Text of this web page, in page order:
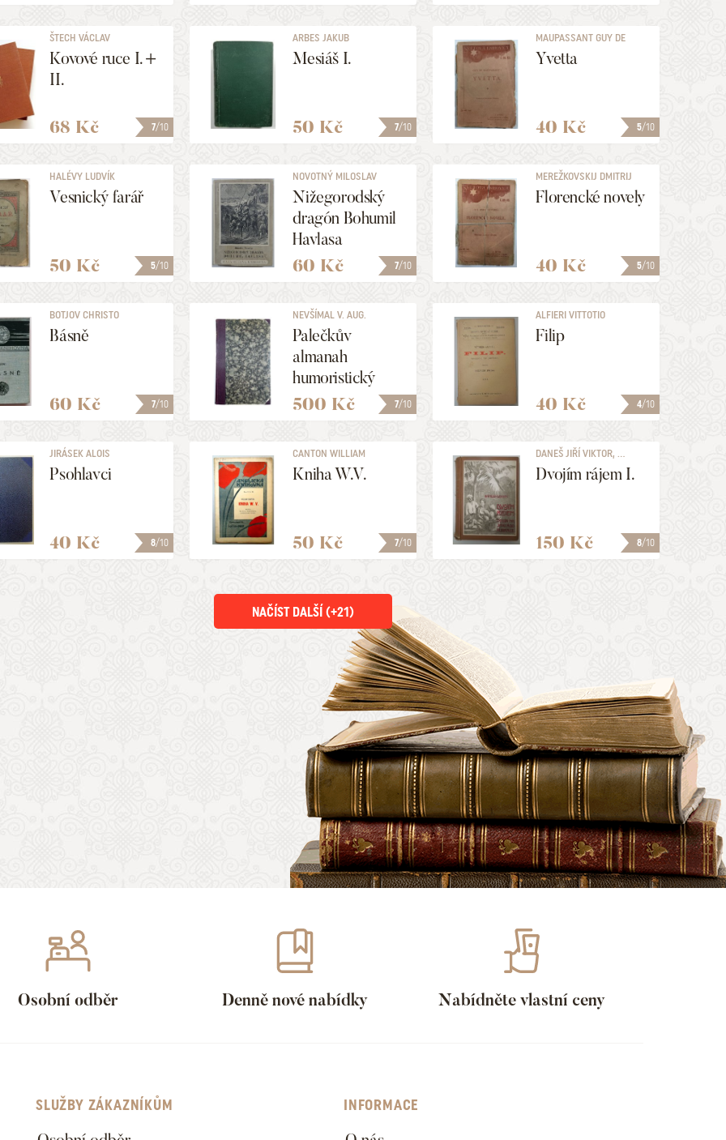
7/10
ŠTECH VÁCLAV
Kovové ruce I. +
II.
68 Kč 7/10
ARBES JAKUB
Mesiáš I.
50 Kč 5/10
MAUPASSANT GUY DE
Yvetta
40 Kč
5/10
HALÉVY LUDVÍK
Vesnický farář
50 Kč 7/10
NOVOTNÝ MILOSLAV
Nižegorodský
dragón Bohumil
Havlasa
60 Kč 5/10
MEREŽKOVSKIJ DMITRIJ
SERGEJEVIČ
Florencké novely
40 Kč
7/10
BOTJOV CHRISTO
Básně
60 Kč 7/10
NEVŠÍMAL V. AUG.
Palečkův
almanah
humoristický
500 Kč 4/10
ALFIERI VITTOTIO
Filip
40 Kč
8/10
JIRÁSEK ALOIS
Psohlavci
40 Kč 7/10
CANTON WILLIAM
Kniha W.V.
50 Kč 8/10
DANEŠ JIŘÍ VIKTOR, ...
Dvojím rájem I.
150 Kč
NAČÍST DALŠÍ (+21)
Osobní odběr Denně nové nabídky Nabídněte vlastní ceny
SLUŽBY ZÁKAZNÍKŮM INFORMACE